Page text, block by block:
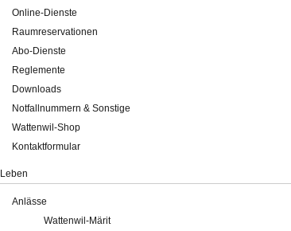
Online-Dienste
Raumreservationen
Abo-Dienste
Reglemente
Downloads
Notfallnummern & Sonstige
Wattenwil-Shop
Kontaktformular
Leben
Anlässe
Wattenwil-Märit